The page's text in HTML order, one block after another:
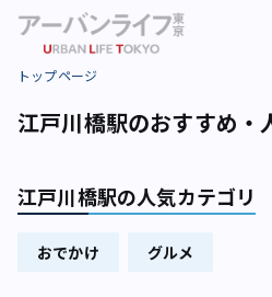
トップページ
江戸川橋駅のおすすめ・
江戸川橋駅の人気カテゴリ
おでかけ グルメ